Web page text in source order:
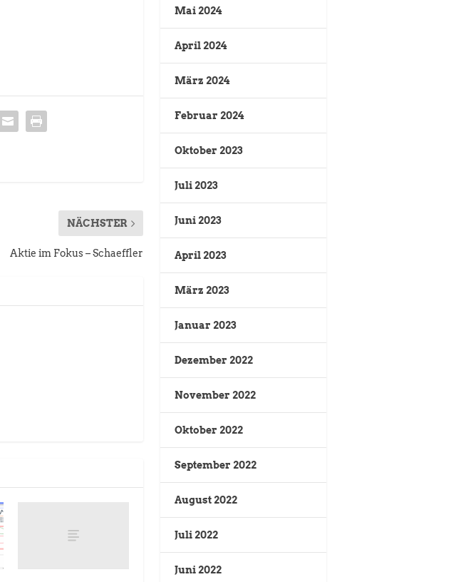
NÄCHSTER
Aktie im Fokus – Schaeffler
Mai 2024
April 2024
März 2024
Februar 2024
Oktober 2023
Juli 2023
Juni 2023
April 2023
März 2023
Januar 2023
Dezember 2022
November 2022
Oktober 2022
September 2022
August 2022
Juli 2022
Juni 2022